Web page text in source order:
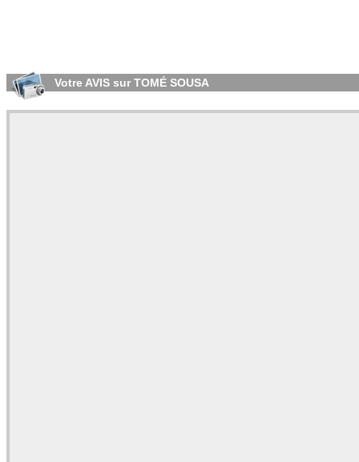
Votre AVIS sur TOMÉ SOUSA